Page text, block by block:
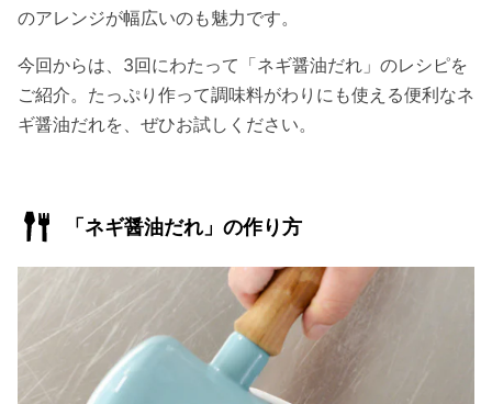
のアレンジが幅広いのも魅力です。
今回からは、3回にわたって「ネギ醤油だれ」のレシピを
ご紹介。たっぷり作って調味料がわりにも使える便利なネ
ギ醤油だれを、ぜひお試しください。
「ネギ醤油だれ」の作り方